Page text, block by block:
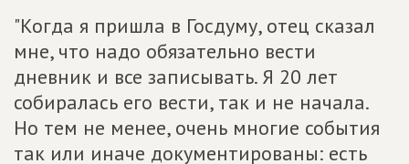
"Когда я пришла в Госдуму, отец сказал
мне, что надо обязательно вести
дневник и все записывать. Я 20 лет
собиралась его вести, так и не начала.
Но тем не менее, очень многие события
так или иначе документированы: есть